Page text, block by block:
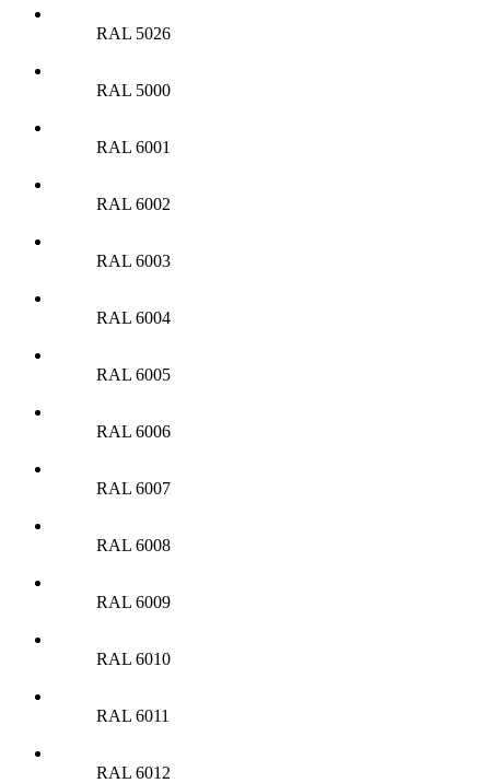
RAL 5026
RAL 5000
RAL 6001
RAL 6002
RAL 6003
RAL 6004
RAL 6005
RAL 6006
RAL 6007
RAL 6008
RAL 6009
RAL 6010
RAL 6011
RAL 6012